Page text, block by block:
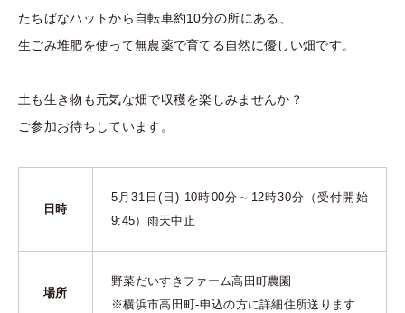
たちばなハットから自転車約10分の所にある、
生ごみ堆肥を使って無農薬で育てる自然に優しい畑です。
土も生き物も元気な畑で収穫を楽しみませんか？
ご参加お待ちしています。
日時
5月31日(日) 10時00分～12時30分（受付開始
9:45）雨天中止
場所
野菜だいすきファーム高田町農園
※横浜市高田町-申込の方に詳細住所送ります